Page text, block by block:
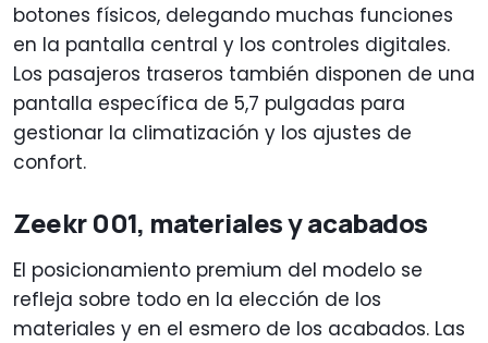
botones físicos, delegando muchas funciones
en la pantalla central y los controles digitales.
Los pasajeros traseros también disponen de una
pantalla específica de 5,7 pulgadas para
gestionar la climatización y los ajustes de
confort.
Zeekr 001, materiales y acabados
El posicionamiento premium del modelo se
refleja sobre todo en la elección de los
materiales y en el esmero de los acabados. Las